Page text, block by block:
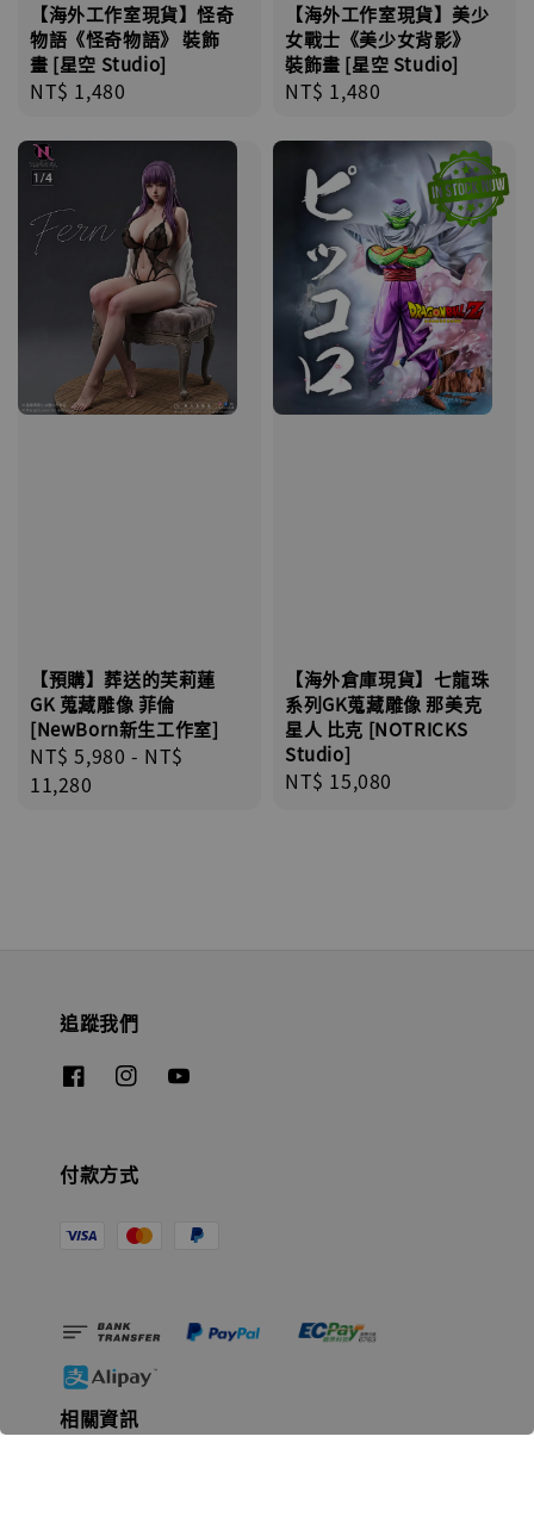
【海外工作室現貨】怪奇
物語《怪奇物語》 裝飾
畫 [星空 Studio]
Regular
NT$ 1,480
【海外工作室現貨】美少
女戰士《美少女背影》
裝飾畫 [星空 Studio]
Regular
NT$ 1,480
【預購】葬送的芙莉蓮
GK 蒐藏雕像 菲倫
[NewBorn新生工作室]
Regular
price
NT$ 5,980 - NT$
11,280
【海外倉庫現貨】七龍珠
系列GK蒐藏雕像 那美克
星人 比克 [NOTRICKS
Studio]
Regular
NT$ 15,080
追蹤我們
付款方式
相關資訊